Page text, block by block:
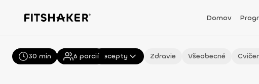
Domov
Všetky Recepty Zdravie Všeobecné
30 min 6 porcií